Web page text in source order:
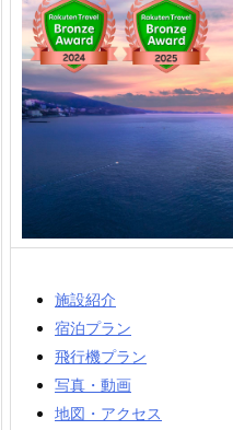
施設紹介
宿泊プラン
飛行機プラン
写真・動画
地図・アクセス